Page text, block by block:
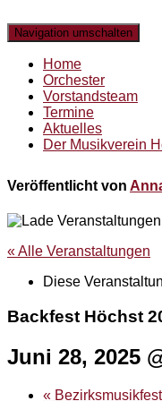
Navigation umschalten
Home
Orchester
Vorstandsteam
Termine
Aktuelles
Der Musikverein
Veröffentlicht von
« Alle Veranstaltungen
Diese
Backfest Höchst
Juni 28, 2025
«